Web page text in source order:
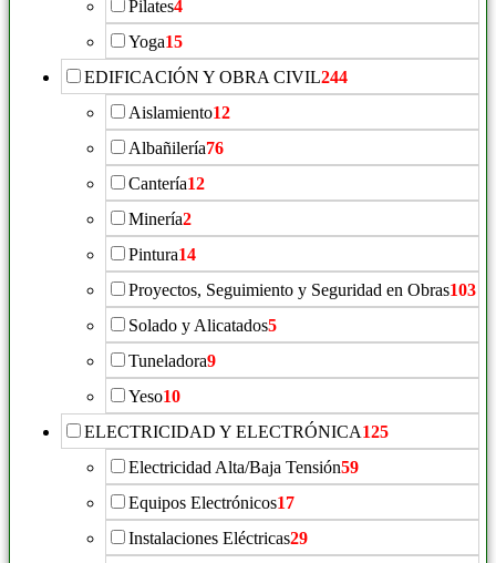
Pilates4
Yoga15
EDIFICACIÓN Y OBRA CIVIL244
Aislamiento12
Albañilería76
Cantería12
Minería2
Pintura14
Proyectos, Seguimiento y Seguridad en Obras103
Solado y Alicatados5
Tuneladora9
Yeso10
ELECTRICIDAD Y ELECTRÓNICA125
Electricidad Alta/Baja Tensión59
Equipos Electrónicos17
Instalaciones Eléctricas29